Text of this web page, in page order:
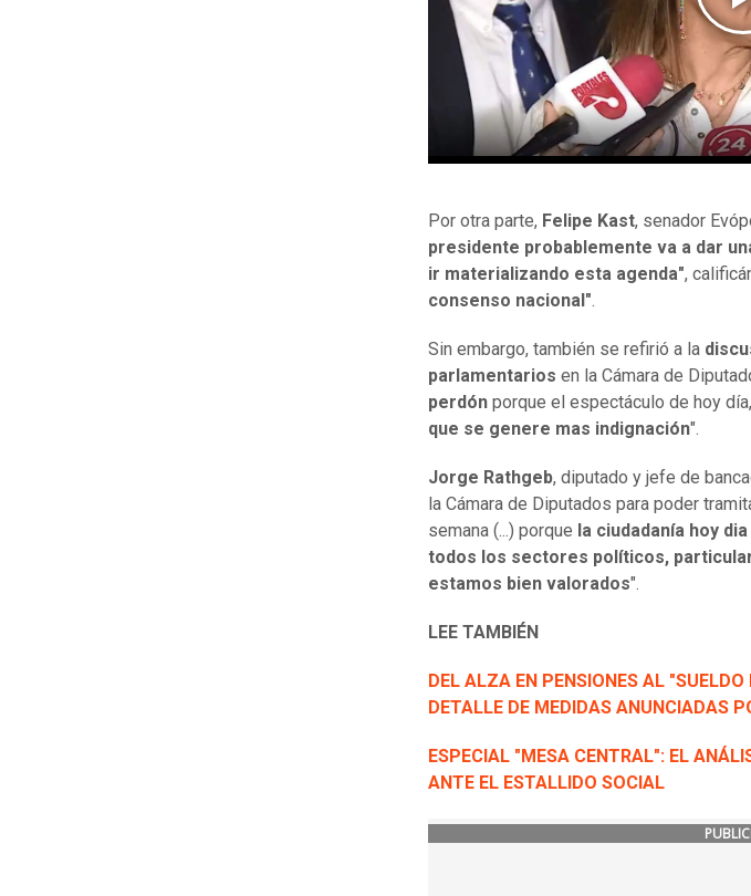
Por otra parte, Felipe Kast, senador
presidente probablemente va a dar
ir materializando esta agenda",
consenso nacional"
Sin embargo, también se refirió a la
parlamentarios en la Cámara de
perdón porque el espectáculo de hoy
que se genere mas indignación".
Jorge Rathgeb, diputado y jefe de
la Cámara de Diputados para poder
semana (...) porque la ciudadanía hoy
todos los sectores políticos,
estamos bien valorados".
LEE TAMBIÉN
DEL ALZA EN PENSIONES AL
DETALLE DE MEDIDAS ANUNCIADAS
ESPECIAL "MESA CENTRAL": EL
ANTE EL ESTALLIDO SOCIAL